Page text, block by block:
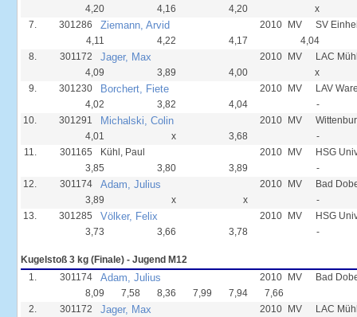
4,20
4,16 4,20
x
7.
301286 Ziemann, Arvid 2010 MV
SV
4,11
4,22 4,17
4,04
8.
301172 Jager, Max 2010 MV
LAC
4,09
3,89 4,00
x
9.
301230 Borchert, Fiete 2010 MV
LAV
4,02
3,82 4,04
-
10.
301291 Michalski, Colin 2010 MV
4,01
x 3,68
-
11.
301165 Kühl, Paul 2010 MV
HSG
3,85
3,80 3,89
-
12.
301174 Adam, Julius 2010 MV
Bad
3,89
x x
-
13.
301285 Völker, Felix 2010 MV
HSG
3,73
3,66 3,78 -
Kugelstoß 3 kg (Finale) - Jugend M12
1.
301174 Adam, Julius 2010 MV
Bad
8,09
7,58 8,36 7,99 7,94
7,66
2.
301172 Jager, Max 2010 MV
LAC